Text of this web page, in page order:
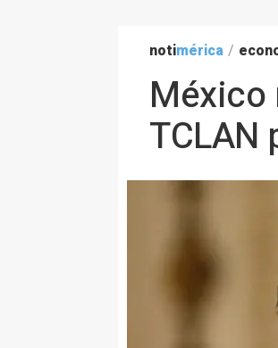
notimérica /
México